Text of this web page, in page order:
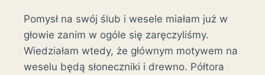
Pomysł na swój ślub i wesele miałam już w
głowie zanim w ogóle się zaręczyliśmy.
Wiedziałam wtedy, że głównym motywem na
weselu będą słoneczniki i drewno. Półtora